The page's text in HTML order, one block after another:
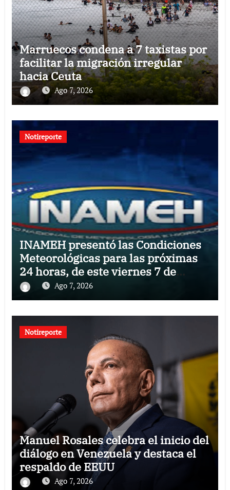
Marruecos condena a 7 taxistas por
facilitar la migración irregular
hacia Ceuta
Ago 7, 2026
Notireporte
INAMEH presentó las Condiciones
Meteorológicas para las próximas
24 horas, de este viernes 7 de
agosto 2026
Ago 7, 2026
Notireporte
Manuel Rosales celebra el inicio del
diálogo en Venezuela y destaca el
respaldo de EEUU
Ago 7, 2026